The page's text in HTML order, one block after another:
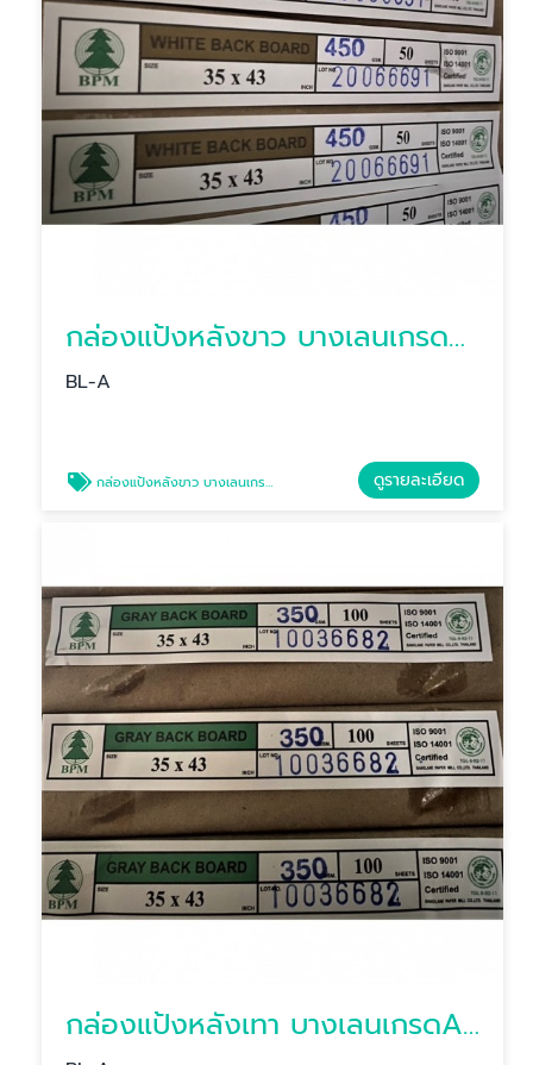
กล่องแป้งหลังขาว บางเลนเกรดA(BL-Aหลังขาว)
BL-A
กล่องแป้งหลังขาว บางเลนเกรดA(BL-Aหลังขาว) ดูรายละเอียด
กล่องแป้งหลังเทา บางเลนเกรดA(BL-Aหลังเทา)